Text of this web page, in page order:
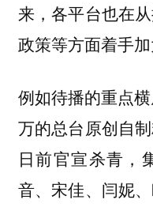
来，各平台也在
政策等方面着手加
例如待播的重点
万的总台原创自
日前官宣杀青，
音、宋佳、闫妮